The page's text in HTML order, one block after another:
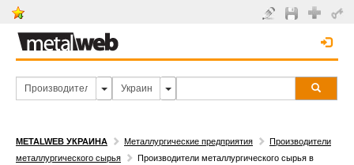
METALWEB УКРАИНА Металлургические предприятия
Производители
металлургического сырья
Производители металлургического сырья в